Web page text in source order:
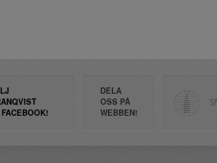
FACEBOOK!
DELA
OSS PÅ
WEBBEN!